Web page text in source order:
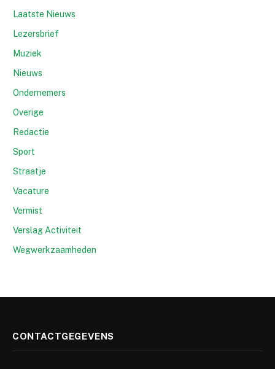
Laatste Nieuws
Lezersbrief
Muziek
Nieuws
Ondernemers
Overige
Redactie
Sport
Straatje
Vacature
Vermist
Verslag Activiteit
Wegwerkzaamheden
CONTACTGEGEVENS